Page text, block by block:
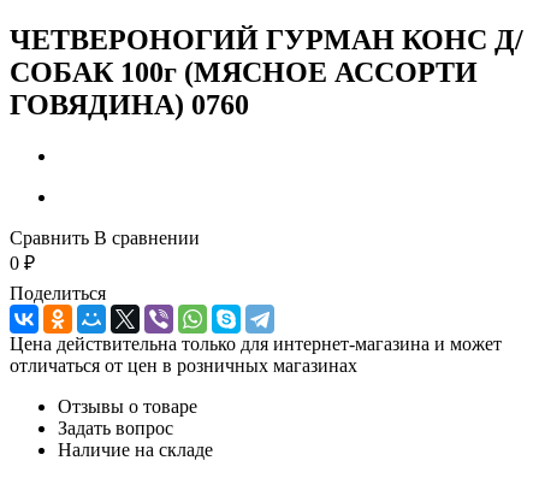
ЧЕТВЕРОНОГИЙ ГУРМАН КОНС Д/
СОБАК 100г (МЯСНОЕ АССОРТИ
ГОВЯДИНА) 0760
Сравнить В сравнении
0 ₽
Поделиться
Цена действительна только для интернет-магазина и может
отличаться от цен в розничных магазинах
Отзывы о товаре
Задать вопрос
Наличие на складе